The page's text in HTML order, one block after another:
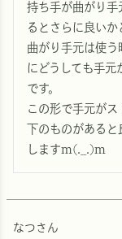
持ち手が曲がり手
るとさらに良いか
曲がり手元は使う
にどうしても手元
です。
この形で手元が
下のものがある
しますm(._.)m
なつ